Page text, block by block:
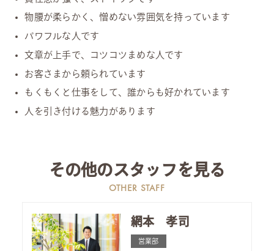
物腰が柔らかく、憎めない雰囲気を持っています
パワフルな人です
文章が上手で、コツコツまめな人です
お客さまから頼られています
もくもくと仕事をして、誰からも好かれています
人を引き付ける魅力があります
その他のスタッフを見る
OTHER STAFF
網本 孝司
営業部